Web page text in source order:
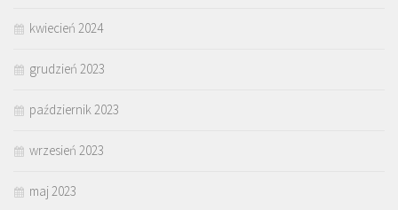
kwiecień 2024
grudzień 2023
październik 2023
wrzesień 2023
maj 2023